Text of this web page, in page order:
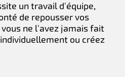
un travail d'équipe,
de repousser vos
ne l'avez jamais fait
ou créez